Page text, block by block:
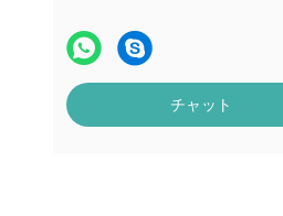
チャット